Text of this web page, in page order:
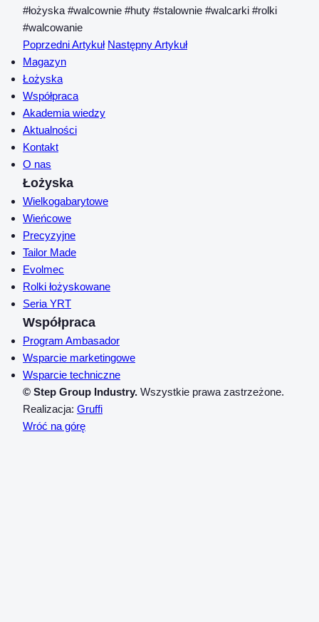
#łożyska #walcownie #huty #stalownie #walcarki #rolki
#walcowanie
Poprzedni Artykuł Następny Artykuł
Magazyn
Łożyska
Współpraca
Akademia wiedzy
Aktualności
Kontakt
O nas
Łożyska
Wielkogabarytowe
Wieńcowe
Precyzyjne
Tailor Made
Evolmec
Rolki łożyskowane
Seria YRT
Współpraca
Program Ambasador
Wsparcie marketingowe
Wsparcie techniczne
© Step Group Industry. Wszystkie prawa zastrzeżone.
Realizacja: Gruffi
Wróć na górę